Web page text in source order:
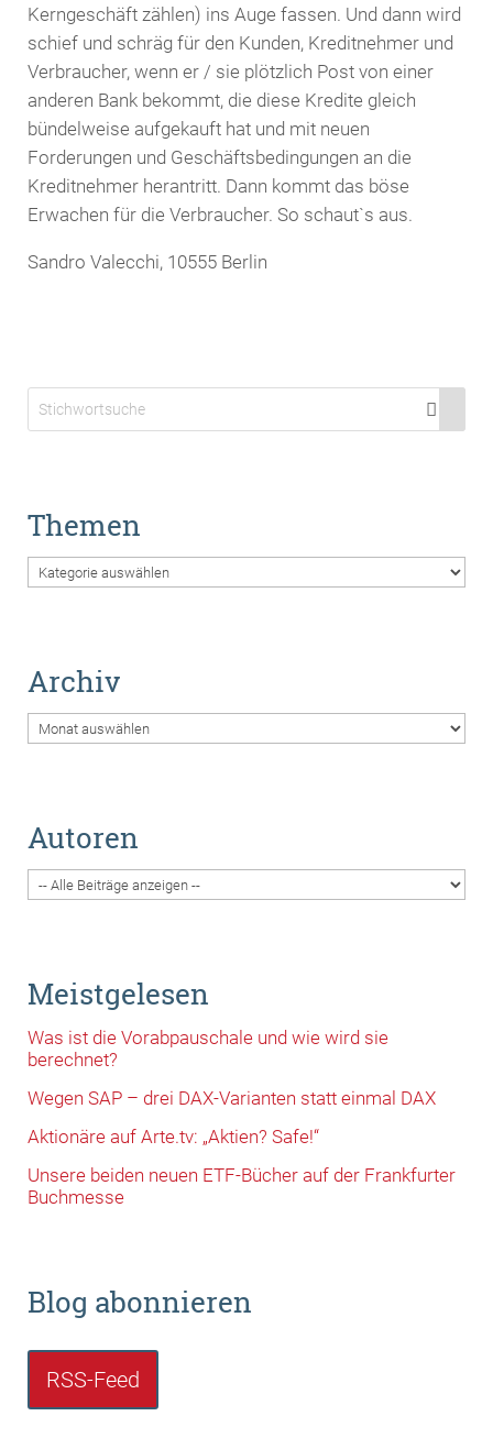
Kerngeschäft zählen) ins Auge fassen. Und dann wird
schief und schräg für den Kunden, Kreditnehmer und
Verbraucher, wenn er / sie plötzlich Post von einer
anderen Bank bekommt, die diese Kredite gleich
bündelweise aufgekauft hat und mit neuen
Forderungen und Geschäftsbedingungen an die
Kreditnehmer herantritt. Dann kommt das böse
Erwachen für die Verbraucher. So schaut`s aus.
Sandro Valecchi, 10555 Berlin
Themen
Themen
Archiv
Archiv
Autoren
Meistgelesen
Was ist die Vorabpauschale und wie wird sie
berechnet?
Wegen SAP – drei DAX-Varianten statt einmal DAX
Aktionäre auf Arte.tv: „Aktien? Safe!“
Unsere beiden neuen ETF-Bücher auf der Frankfurter
Buchmesse
Blog abonnieren
RSS-Feed